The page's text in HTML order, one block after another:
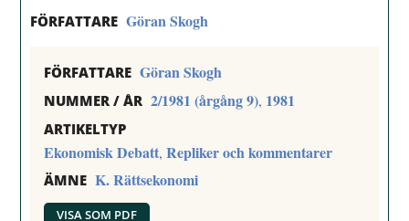
FÖRFATTARE Göran Skogh
FÖRFATTARE Göran Skogh
NUMMER / ÅR 2/1981 (årgång 9), 1981
ARTIKELTYP
Ekonomisk Debatt,Repliker och kommentarer
ÄMNE K. Rättsekonomi
VISA SOM PDF